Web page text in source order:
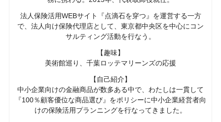
法人保険活用WEBサイト『点滴石を穿つ』を運営する一方
で、法人向け保険代理店として、東京都中央区を中心にコン
サルティング活動を行なう。
【趣味】
美術館巡り、千葉ロッテマリーンズの応援
【自己紹介】
中小企業向けの金融商品が数多ある中で、わたしは一貫して
『100％顧客優位な商品選び』をポリシーに中小企業経営者向
けの保険活用プランニングを行なってきました。